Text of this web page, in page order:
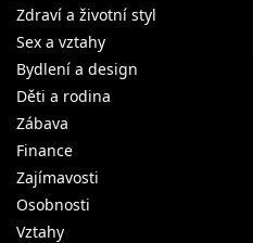
Zdraví a životní styl
Sex a vztahy
Bydlení a design
Děti a rodina
Zábava
Finance
Zajímavosti
Osobnosti
Vztahy